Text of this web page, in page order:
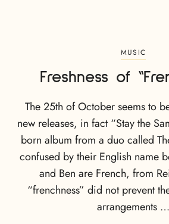
MUSIC
Freshness of
The 25th of October seems to
new releases, in fact “Stay the
born album from a duo called
confused by their English name
and Ben are French, from
“frenchness” did not prevent
arrangements …